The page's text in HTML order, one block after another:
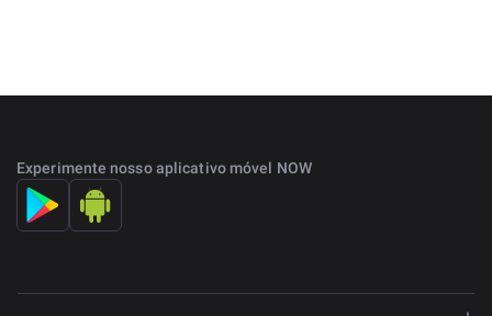
Experimente nosso aplicativo móvel NOW